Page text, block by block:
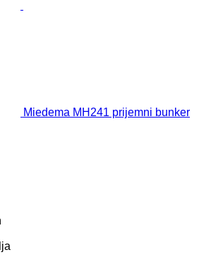
Miedema MH241 prijemni bunker